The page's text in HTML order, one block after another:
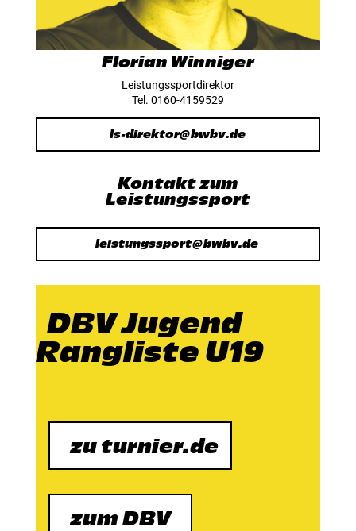
Florian Winniger
Leistungssportdirektor
Tel. 0160-4159529
ls-direktor@bwbv.de
Kontakt zum
Leistungssport
leistungssport@bwbv.de
DBV Jugend
Rangliste U19
zu turnier.de
zum DBV